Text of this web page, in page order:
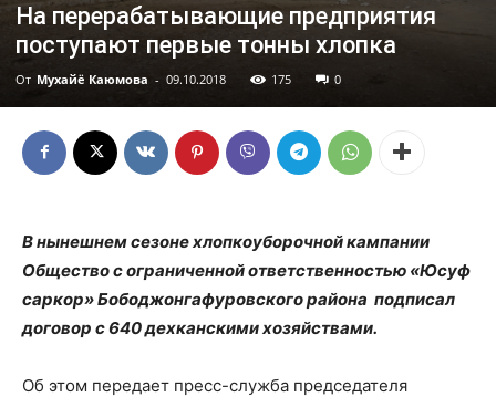
На перерабатывающие предприятия
поступают первые тонны хлопка
От Мухайё Каюмова - 09.10.2018 175 0
В нынешнем сезоне хлопкоуборочной кампании
Общество с ограниченной ответственностью «Юсуф
саркор» Бободжонгафуровского района подписал
договор с 640 дехканскими хозяйствами.
Об этом передает пресс-служба председателя